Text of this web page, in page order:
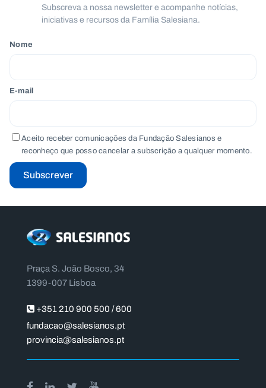
Subscreva a nossa newsletter e acompanhe notícias,
iniciativas e recursos da Família Salesiana.
Nome
E-mail
Aceito receber comunicações da Fundação Salesianos e
reconheço que posso cancelar a subscrição a qualquer momento.
Subscrever
Praça S. João Bosco, 34
1399-007 Lisboa
+351 210 900 500 / 600
fundacao@salesianos.pt
provincia@salesianos.pt